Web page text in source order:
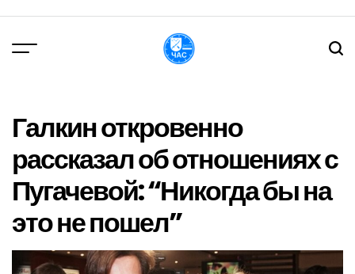
вмісту
Галкин откровенно
рассказал об отношениях с
Пугачевой: “Никогда бы на
это не пошел”